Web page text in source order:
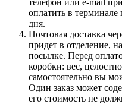
оплатить в
дня.
Почтовая доставка
придет в отделение,
посылке. Перед
коробки: вес,
самостоятельно вы
Один заказ может
его стоимость не